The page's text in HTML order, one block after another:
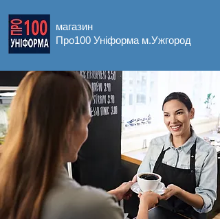
магазин
Про100 Уніформа м.Ужгород